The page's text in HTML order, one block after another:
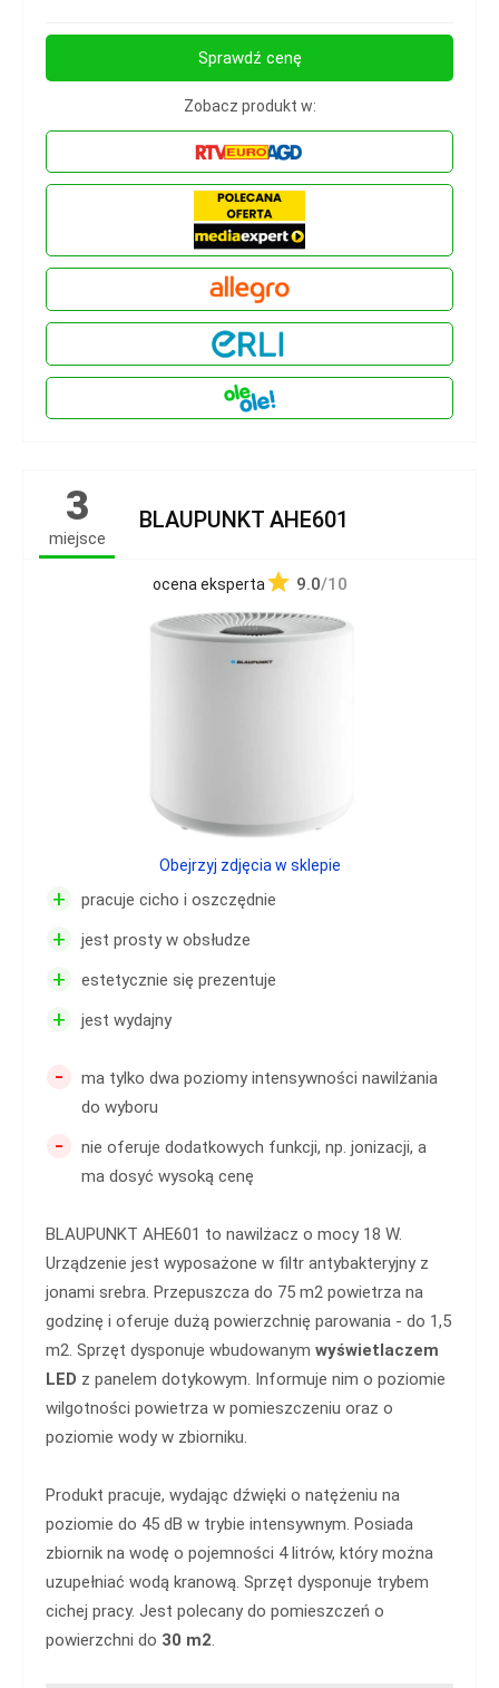
Sprawdź cenę
Zobacz produkt w:
3
miejsce
BLAUPUNKT AHE601
ocena eksperta 9.0/10
+ pracuje cicho i oszczędnie
+ jest prosty w obsłudze
+ estetycznie się prezentuje
+ jest wydajny
-
ma tylko dwa poziomy intensywności nawilżania
do wyboru
-
nie oferuje dodatkowych funkcji, np. jonizacji, a
ma dosyć wysoką cenę
BLAUPUNKT AHE601 to nawilżacz o mocy 18 W.
Urządzenie jest wyposażone w filtr antybakteryjny z
jonami srebra. Przepuszcza do 75 m2 powietrza na
godzinę i oferuje dużą powierzchnię parowania - do 1,5
m2. Sprzęt dysponuje wbudowanym wyświetlaczem
LED z panelem dotykowym. Informuje nim o poziomie
wilgotności powietrza w pomieszczeniu oraz o
poziomie wody w zbiorniku.
Produkt pracuje, wydając dźwięki o natężeniu na
poziomie do 45 dB w trybie intensywnym. Posiada
zbiornik na wodę o pojemności 4 litrów, który można
uzupełniać wodą kranową. Sprzęt dysponuje trybem
cichej pracy. Jest polecany do pomieszczeń o
powierzchni do 30 m2.
Obejrzyj zdjęcia w sklepie